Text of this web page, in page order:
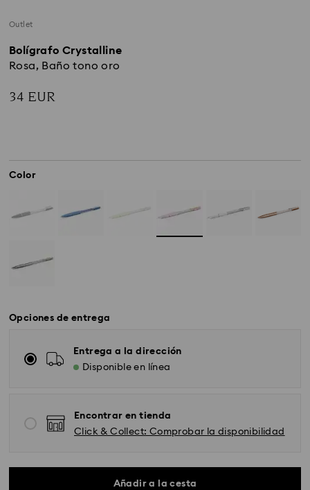
Outlet
Bolígrafo Crystalline
Rosa, Baño tono oro
34 EUR
Color
Opciones de entrega
Entrega a la dirección
Disponible en línea
Encontrar en tienda
Click & Collect: Comprobar la disponibilidad
Añadir a la cesta